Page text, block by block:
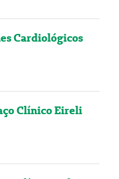
Cardiológicos
Clínico Eireli